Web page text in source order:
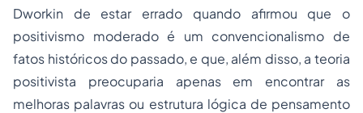
Dworkin de estar errado quando afirmou que o
positivismo moderado é um convencionalismo de
fatos históricos do passado, e que, além disso, a teoria
positivista preocuparia apenas em encontrar as
melhoras palavras ou estrutura lógica de pensamento